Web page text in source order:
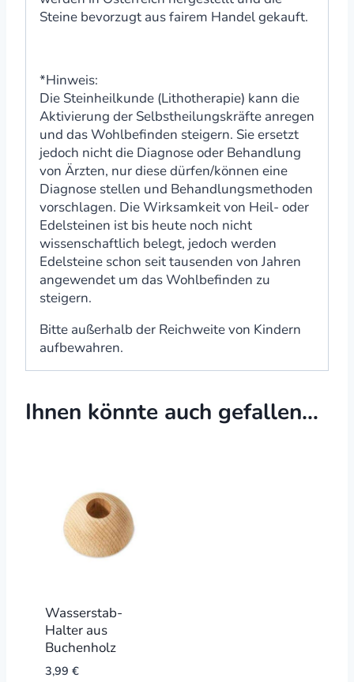
Steine bevorzugt aus fairem Handel gekauft.
*Hinweis:
Die Steinheilkunde (Lithotherapie) kann die
Aktivierung der Selbstheilungskräfte anregen
und das Wohlbefinden steigern. Sie ersetzt
jedoch nicht die Diagnose oder Behandlung
von Ärzten, nur diese dürfen/können eine
Diagnose stellen und Behandlungsmethoden
vorschlagen. Die Wirksamkeit von Heil- oder
Edelsteinen ist bis heute noch nicht
wissenschaftlich belegt, jedoch werden
Edelsteine schon seit tausenden von Jahren
angewendet um das Wohlbefinden zu
steigern.
Bitte außerhalb der Reichweite von Kindern
aufbewahren.
Ihnen könnte auch gefallen…
Wasserstab-
Halter aus
Buchenholz
3,99 €